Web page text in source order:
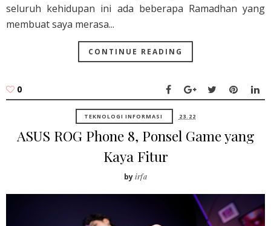
seluruh kehidupan ini ada beberapa Ramadhan yang
membuat saya merasa...
CONTINUE READING
0
TEKNOLOGI INFORMASI 23.22
ASUS ROG Phone 8, Ponsel Game yang
Kaya Fitur
byirfa